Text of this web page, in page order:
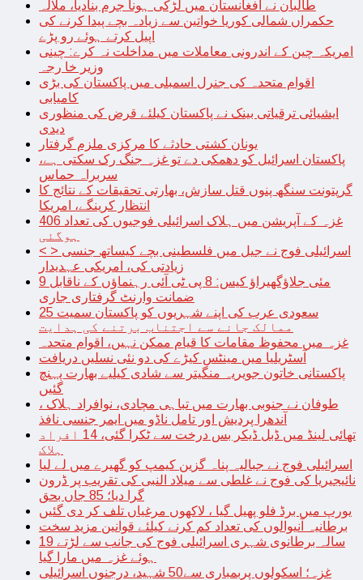
طالبان نے افغانستان میں لڑکی ہونا جرم بنادیا، ملالہ
حکمراں شمالی کوریا خواتین سے زیادہ بچے پیدا کرنے کی
اپیل کرتے ہوئے رو پڑے
امریکہ چین کے اندرونی معاملات میں مداخلت نہ کرے: چینی
وزیر خا رجہ
اقوام متحدہ کی جنرل اسمبلی میں پاکستان کی بڑی
کامیابی
ایشیائی ترقیاتی بینک نے پاکستان کیلئے قرض کی منظوری
دیدی
یونان کشتی حادثے کا مرکزی ملزم گرفتار
پاکستان اسرائیل کو دھمکی دے تو غزہ جنگ رک سکتی ہے،
سربراہ حماس
گرپتونت سنگھ پنوں قتل سازش، بھارتی تحقیقات کے نتائج کا
انتظار کرینگے، امریکا
غزہ کے آپریشن میں ہلاک اسرائیلی فوجیوں کی تعداد 406
ہوگئی
< > اسرائیلی فوج نے جیل میں فلسطینی بچے کیساتھ جنسی
زیادتی کی، امریکی عہدیدار
9 مئی جلاؤگھیراؤ کیس: 8 پی ٹی آئی رہنماؤں کے ناقابل
ضمانت وارنٹ گرفتاری جاری
سعودی عرب کی اپنے شہریوں کو پاکستان سمیت 25
ممالک جانے سے اجتناب برتنے کی ہدایت
غزہ میں محفوظ مقامات کا قیام ممکن نہیں، اقوام متحدہ
آسٹریلیا میں مینٹس کیڑے کی دو نئی نسلیں دریافت
پاکستانی خاتون جویریہ منگیتر سے شادی کیلیے بھارت پہنچ
گئیں
طوفان نے جنوبی بھارت میں تباہی مچادی، نوافراد ہلاک ،
آندھرا پردیش اور تامل ناڈو میں ایمر جنسی نافذ
تھائی لینڈ میں ڈبل ڈیکر بس درخت سے ٹکرا گئی، 14 افراد
ہلاک
اسرائیلی فوج نے جبالیہ پناہ گزین کیمپ کو گھیرے میں لے لیا
نائیجیریا کی فوج نے غلطی سے میلاد النبی کی تقریب پر ڈرون
گرا دیا؛ 85 جاں بحق
یورپ میں برڈ فلو پھیل گیا ، لاکھوں مرغیاں تلف کر دی گئیں
برطانیہ آنیوالوں کی تعداد کم کرنے کیلئے قوانین مزید سخت
19 سالہ برطانوی شہری اسرائیلی فوج کی جانب سے لڑتے
ہوئے غزہ میں مارا گیا
غزہ؛ اسکولوں پربمباری سے50 شہید، درجنوں اسرائیلی